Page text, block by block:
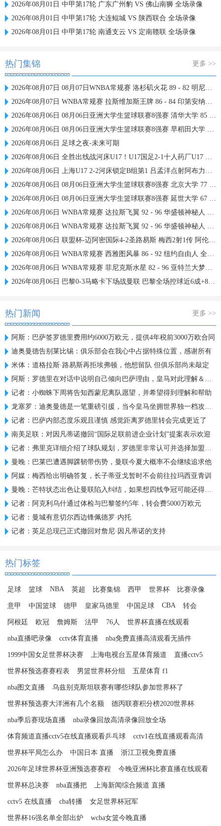
2026年08月01日 中甲第17轮 广东广州豹 VS 佛山南狮 全场录像
2026年08月01日 中甲第17轮 大连鲲城 VS 陕西联合 全场录像
2026年08月01日 中甲第17轮 南通支云 VS 定南赣联 全场录像
热门集锦 更多 >>
2026年08月07日 08月07日WNBA常规赛 洛杉矶火花 89 - 82 明尼苏达山猫 全场集锦
2026年08月07日 WNBA常规赛 拉斯维加斯王牌 86 - 84 印第安纳狂热 全场集锦
2026年08月06日 08月06日亚洲大学生篮球联赛8强赛 清华大学 85 - 81 菲律宾大学 集锦
2026年08月06日 08月06日亚洲大学生篮球联赛8强赛 早稻田大学 78 - 71 高丽大学 集锦
2026年08月06日 足球之夜-未来可期
2026年08月06日 全胜出线战河床U17！U17国足2-1十人药厂U17 赵松源登场1分钟传射
2026年08月06日 上海U17 2-2河床锁定B组第1 吕孟洋点射阿布力米破门 将战A组第2
2026年08月06日 08月06日亚洲大学生篮球联赛8强赛 北京大学 77 - 79 上海交通大学 集锦
2026年08月06日 08月06日亚洲大学生篮球联赛8强赛 延世大学 67 - 72 政治大学 集锦
2026年08月06日 WNBA常规赛 达拉斯飞翼 92 - 96 华盛顿神秘人 全场集锦
2026年08月06日 WNBA常规赛 达拉斯飞翼 92 - 96 华盛顿神秘人 全场集锦
2026年08月06日 联盟杯-迈阿密国际4-2圣路易斯 梅西2射1传 阿伦助攻戴帽
2026年08月06日 WNBA常规赛 西雅图风暴 86 - 92 纽约自由人 全场集锦
2026年08月06日 WNBA常规赛 菲尼克斯水星 82 - 96 亚特兰大梦想 全场集锦
2026年08月06日 巴黎0-3马略卡下场战曼联 巴黎全场控球近6成+8射3正未果
热门新闻 更多 >>
阿斯：巴萨签罗德里费用约6000万欧元，提供4年税前3000万欧合同
迪奥曼德告别莱比锡：俱乐部会在我心中占据特殊位置，感谢所有
米体：道格拉斯·路易斯再拒埃弗顿，他想留队 但俱乐部尚未敲定
阿斯：罗德里在对话中说明自己倾向巴萨理由，皇马对此理解＆祝好
记者：小蜘蛛下周将告知西蒙尼离队愿望，并希望得到理解和帮助
龙塞罗：迪奥曼德是一笔重磅引援，当今皇马坐拥世界独一档攻击线
记者：巴萨内部态度乐观且谨慎 感觉距离罗德里转会完成更近了
南美足联：对因凡蒂诺撤回“国际足联前进企业计划”提案表示欢迎
记者：弗里克详细介绍了球队规划，罗德里非常认可并选择加盟巴萨
曼晚：巴莱巴遭遇脚踝韧带伤势，曼联今夏大概率不会继续追求他
阿媒：梅西给出明确答复，长子蒂亚戈暂时不会前往拉玛西亚青训
曼晚：芒特状态出色让曼联陷入纠结，如果想四线争冠可能还得买人
记者：阿克利乌什通过体检与巴黎签约5年，转会费5000万欧元
记者：曼城有意切尔西边锋佩德罗·内托
记者：英足总现已正式撤回对詹尼·因凡蒂诺的支持
热门标签
足球 篮球 NBA 英超 比赛集锦 西甲 世界杯 比赛录像
意甲 中国篮球 德甲 皇家马德里 中国足球 CBA 转会
阿根廷 欧冠 詹姆斯 法甲 76人 世界杯直播在线观看
nba直播吧录像 cctv体育直播 nba免费直播高清观看无插件
1999中国女足世界杯决赛 上海电视台五星体育频道 直播cctv5
世界杯预选赛赛程表 男篮世界杯分组 五星体育 f1
nba图文直播 乌兹别克斯坦联赛有哪些球队参加世界杯了
世界杯预选赛大洋洲有几个名额 德丙联赛积分榜2020世界杯
nba季后赛现场直播 nba录像回放高清录像回放全场
体育频道直播cctv5在线直播观看乒乓球 cctv1在线直播观看高清
世界杯平局怎么办 中国日本 直播 浙江卫视免费直播
2026年足球世界杯亚洲预选赛赛程 今晚亚洲杯比赛直播在线观看
世界杯总决赛 nba直播把 上海新闻综合频道 直播
cctv5 在线直播 cba转播 女足世界杯冠军
世界杯16强名单全部出炉 wcba女篮今晚直播